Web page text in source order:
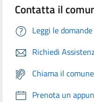
Contatta il
Leggi le
Richiedi
Chiama il
Prenota un